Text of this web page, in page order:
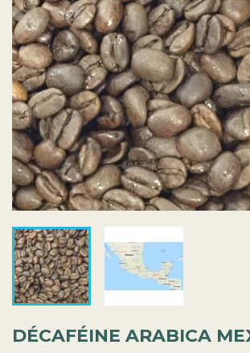
DÉCAFÉINE ARABICA
4,65 €TTC